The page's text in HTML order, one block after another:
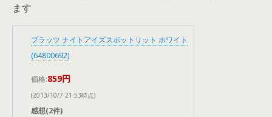
ます
プラッツ ナイトアイズスポットリット ホワイト
(64800692)
価格:859円
(2013/10/7 21:53時点)
感想(2件)